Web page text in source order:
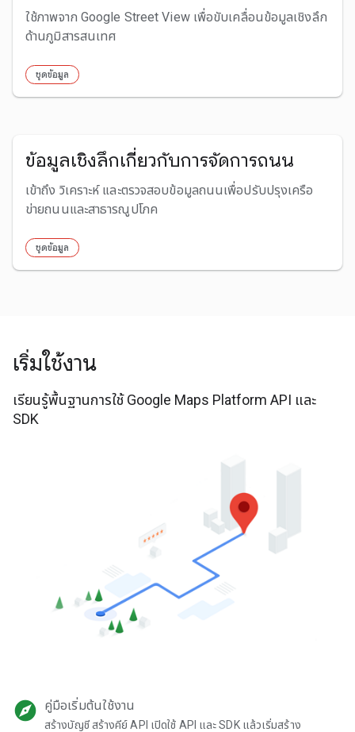
ใช้ภาพจาก Google Street View เพื่อขับเคลื่อนข้อมูลเชิงลึก
ด้านภูมิสารสนเทศ
ชุดข้อมูล
ข้อมูลเชิงลึกเกี่ยวกับการจัดการถนน
เข้าถึง วิเคราะห์ และตรวจสอบข้อมูลถนนเพื่อปรับปรุงเครือ
ข่ายถนนและสาธารณูปโภค
ชุดข้อมูล
เริ่มใช้งาน
เรียนรู้พื้นฐานการใช้ Google Maps Platform API และ
SDK
explore คู่มือเริ่มต้นใช้งาน
สร้างบัญชี สร้างคีย์ API เปิดใช้ API และ SDK แล้วเริ่มสร้าง